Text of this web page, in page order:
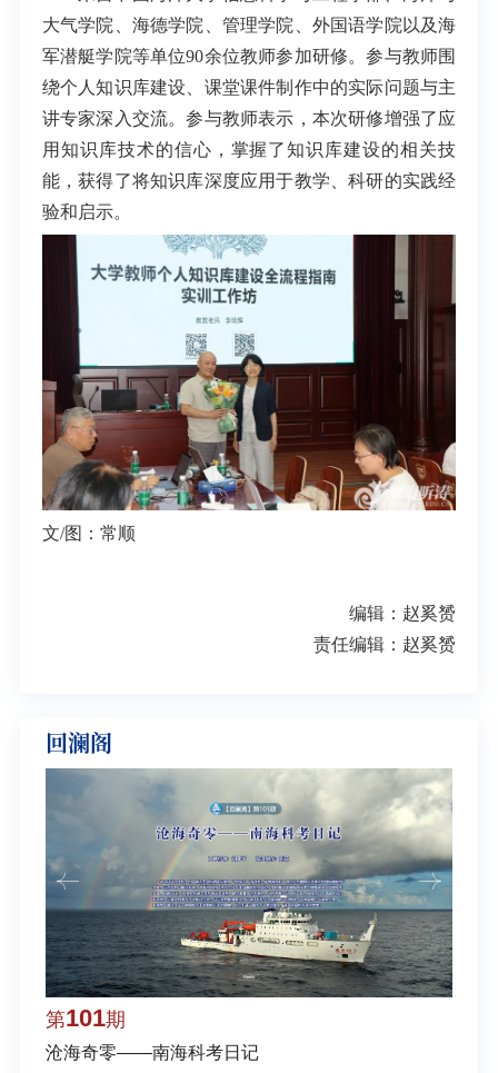
大气学院、海德学院、管理学院、外国语学院以及海
军潜艇学院等单位90余位教师参加研修。参与教师围
绕个人知识库建设、课堂课件制作中的实际问题与主
讲专家深入交流。参与教师表示，本次研修增强了应
用知识库技术的信心，掌握了知识库建设的相关技
能，获得了将知识库深度应用于教学、科研的实践经
验和启示。
文/图：常顺
编辑：赵奚赟
责任编辑：赵奚赟
回澜阁
第101期
沧海奇零——南海科考日记